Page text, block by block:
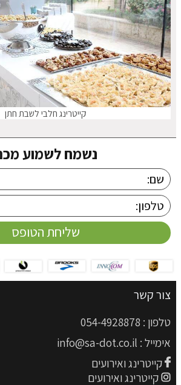
קייטרינג חלבי לשבת חתן
נשמח לשמוע
צור קשר
טלפון : 054-4928878
אימייל : info@sa-dot.co.il
קייטרינג ואירועים
קייטרינג ואירועים